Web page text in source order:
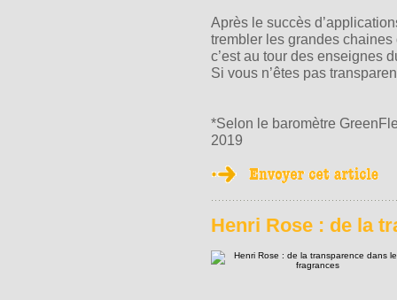
Après le succès
trembler les grandes
c’est au tour des enseignes
Si vous n’êtes pas
*Selon le baromètre
2019
Henri Rose : de la